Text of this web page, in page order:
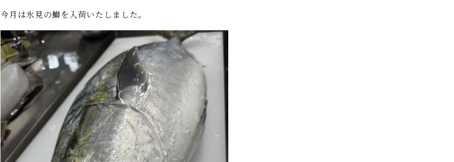
今月は氷見の鰤を入荷いたしました。